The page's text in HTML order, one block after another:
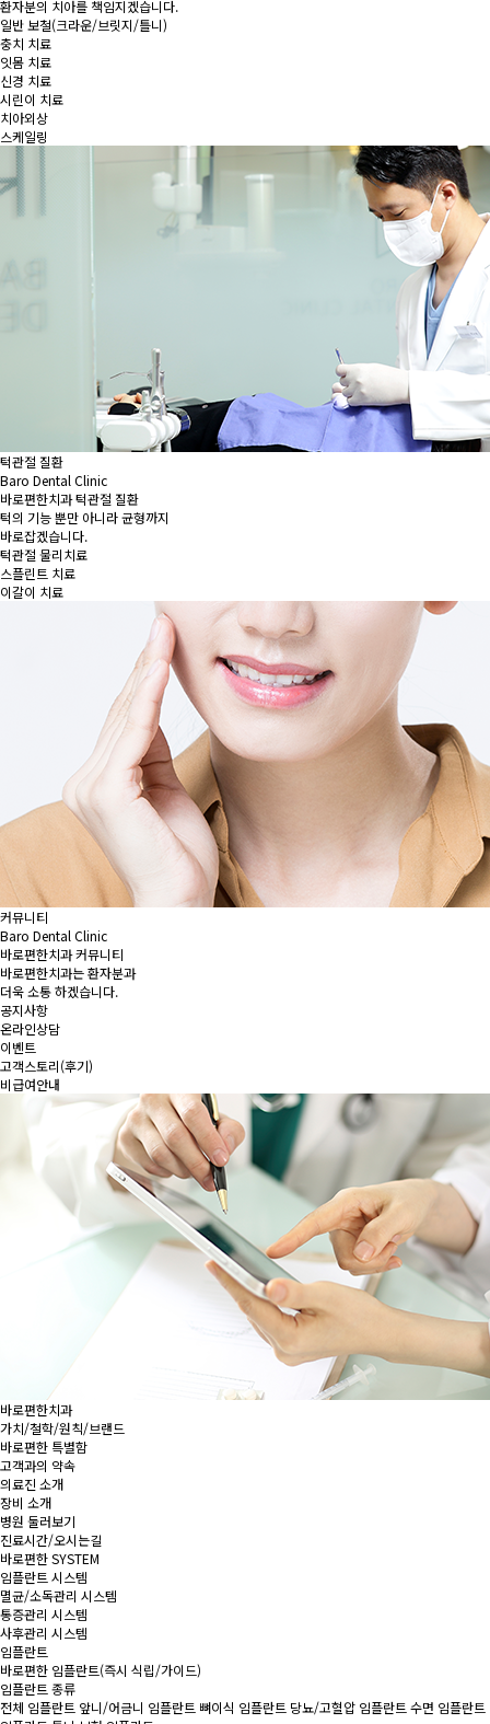
환자분의 치아를 책임지겠습니다.
일반 보철(크라운/브릿지/틀니)
충치 치료
잇몸 치료
신경 치료
시린이 치료
치아외상
스케일링
턱관절 질환
Baro Dental Clinic
바로편한치과 턱관절 질환
턱의 기능 뿐만 아니라 균형까지
바로잡겠습니다.
턱관절 물리치료
스플린트 치료
이갈이 치료
커뮤니티
Baro Dental Clinic
바로편한치과 커뮤니티
바로편한치과는 환자분과
더욱 소통 하겠습니다.
공지사항
온라인상담
이벤트
고객스토리(후기)
비급여안내
바로편한치과
가치/철학/원칙/브랜드
바로편한 특별함
고객과의 약속
의료진 소개
장비 소개
병원 둘러보기
진료시간/오시는길
바로편한 SYSTEM
임플란트 시스템
멸균/소독관리 시스템
통증관리 시스템
사후관리 시스템
임플란트
바로편한 임플란트(즉시 식립/가이드)
임플란트 종류
전체 임플란트 앞니/어금니 임플란트 뼈이식 임플란트 당뇨/고혈압 임플란트수면 임플란트